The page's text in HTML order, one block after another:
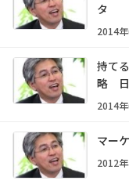
タ
2014
持て
略 日
2014
マー
2012